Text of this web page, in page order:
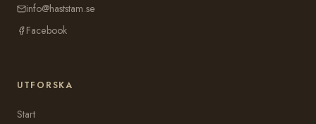
info@haststam.se
Facebook
UTFORSKA
Start